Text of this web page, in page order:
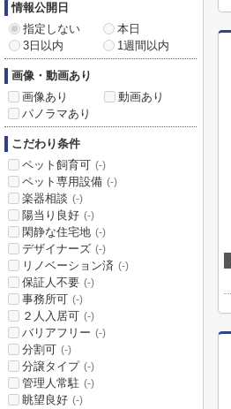
情報公開日
指定しない
本日
3日以内
1週間以内
画像・動画あり
画像あり
動画あり
パノラマあり
こだわり条件
ペット飼育可 (-)
ペット専用設備 (-)
楽器相談 (-)
陽当り良好 (-)
閑静な住宅地 (-)
デザイナーズ (-)
リノベーション済 (-)
保証人不要 (-)
事務所可 (-)
２人入居可 (-)
バリアフリー (-)
分割可 (-)
分譲タイプ (-)
管理人常駐 (-)
眺望良好 (-)